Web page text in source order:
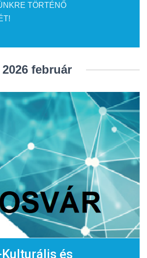
TÖRTÉNŐ
2026 február
Kulturális és